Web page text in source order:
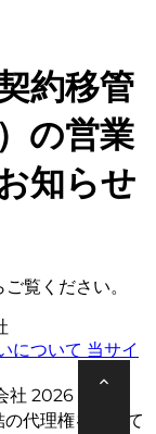
約移管
の営業
知らせ
覧ください。
について 当サイ
2026 All
代理権を有して